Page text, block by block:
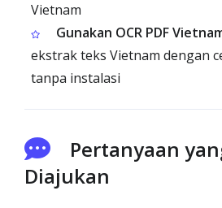
Vietnam
Gunakan OCR PDF
ekstrak teks Vietnam dengan
tanpa instalasi
Pertanyaan
Diajukan